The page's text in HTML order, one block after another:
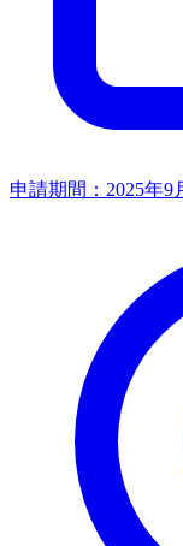
申請期間： 2025年9